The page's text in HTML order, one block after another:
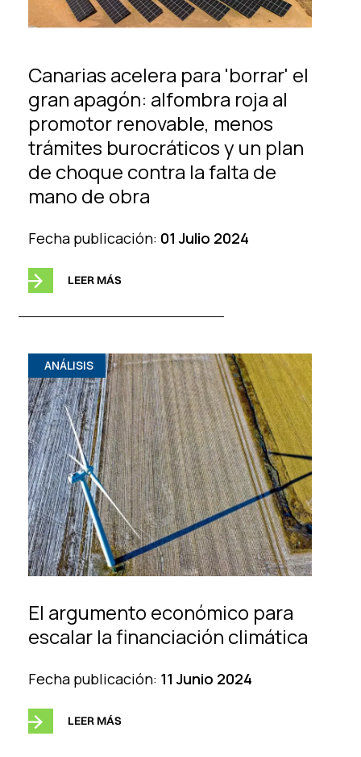
Canarias acelera para 'borrar' el
gran apagón: alfombra roja al
promotor renovable, menos
trámites burocráticos y un plan
de choque contra la falta de
mano de obra
Fecha publicación: 01 Julio 2024
LEER MÁS
ANÁLISIS
El argumento económico para
escalar la financiación climática
Fecha publicación: 11 Junio 2024
LEER MÁS